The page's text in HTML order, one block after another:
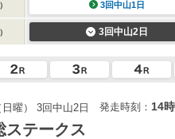
3回中山1日
3回中山2日
曜） 3回中山2日 発走時刻： 14
ステークス